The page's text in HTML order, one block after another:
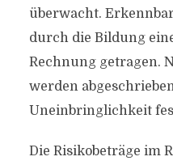
überwacht.
durch die Bildung
Rechnung getragen.
werden
Uneinbringlichkeit
Die Risikobeträge im